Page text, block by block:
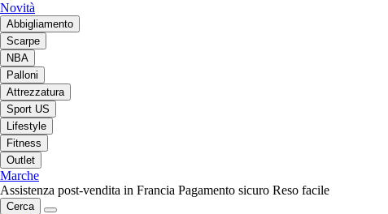
Novità
Abbigliamento
Scarpe
NBA
Palloni
Attrezzatura
Sport US
Lifestyle
Fitness
Outlet
Marche
Assistenza post-vendita in Francia Pagamento sicuro Reso facile
Cerca